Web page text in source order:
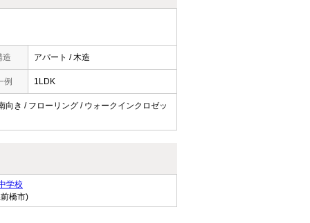
造 アパート / 木造
例 1LDK
向き / フローリング / ウォークインクロゼッ
学校
橋市)